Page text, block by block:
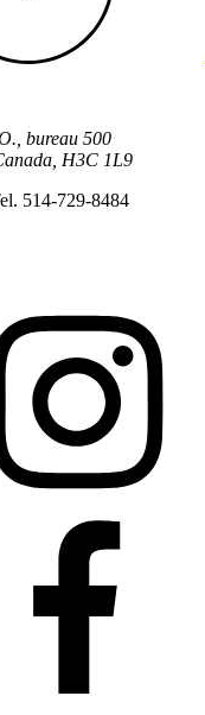
bureau 500
H3C 1L9
514-729-8484